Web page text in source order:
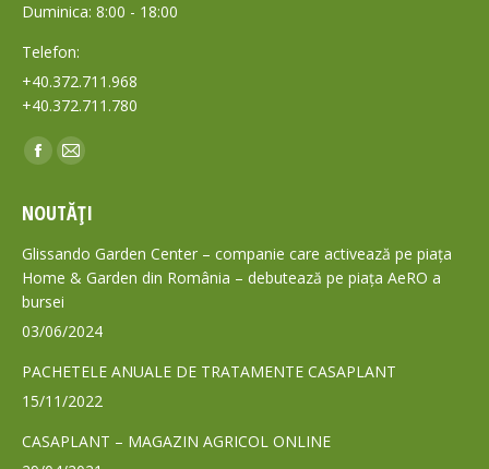
Duminica: 8:00 - 18:00
Telefon:
+40.372.711.968
+40.372.711.780
Find us on:
Facebook
opens
in
new
window
Mail
opens
in
new
NOUTĂȚI
Glissando Garden Center – companie care activează pe piața
Home & Garden din România – debutează pe piața AeRO a
bursei
03/06/2024
PACHETELE ANUALE DE TRATAMENTE CASAPLANT
15/11/2022
CASAPLANT – MAGAZIN AGRICOL ONLINE